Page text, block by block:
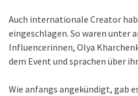
Auch internationale Creator
eingeschlagen. So waren unter
Influencerinnen, Olya
dem Event und sprachen über
Wie anfangs angekündigt, gab